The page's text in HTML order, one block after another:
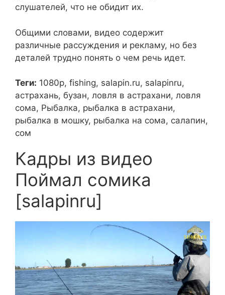
слушателей, что не обидит их.
Общими словами, видео содержит
различные рассуждения и рекламу, но без
деталей трудно понять о чем речь идет.
Теги: 1080p, fishing, salapin.ru, salapinru,
астрахань, бузан, ловля в астрахани, ловля
сома, Рыбалка, рыбалка в астрахани,
рыбалка в мошку, рыбалка на сома, салапин,
сом
Кадры из видео
Поймал сомика
[salapinru]